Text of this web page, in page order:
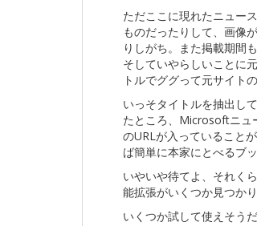
ただここに現れたニュー
ものだったりして、画像
りしがち。また掲載期間
そしていやらしいことに
トルでググって元サイト
いっそタイトルを抽出し
たところ、Microsoftニュ
のURLが入っていること
ば簡単に本家にとべるブ
いやいや待てよ、それく
能拡張がいくつか見つか
いくつか試して使えそうだ